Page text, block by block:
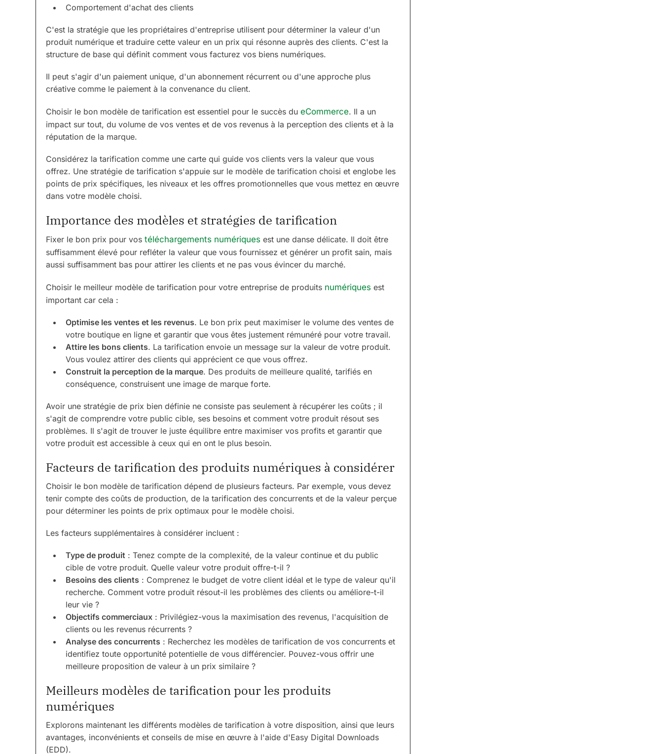
Comportement d'achat des clients
C'est la stratégie que les propriétaires d'entreprise utilisent pour déterminer la valeur d'un
produit numérique et traduire cette valeur en un prix qui résonne auprès des clients. C'est la
structure de base qui définit comment vous facturez vos biens numériques.
Il peut s'agir d'un paiement unique, d'un abonnement récurrent ou d'une approche plus
créative comme le paiement à la convenance du client.
Choisir le bon modèle de tarification est essentiel pour le succès du eCommerce. Il a un
impact sur tout, du volume de vos ventes et de vos revenus à la perception des clients et à la
réputation de la marque.
Considérez la tarification comme une carte qui guide vos clients vers la valeur que vous
offrez. Une stratégie de tarification s'appuie sur le modèle de tarification choisi et englobe les
points de prix spécifiques, les niveaux et les offres promotionnelles que vous mettez en œuvre
dans votre modèle choisi.
Importance des modèles et stratégies de tarification
Fixer le bon prix pour vos téléchargements numériques est une danse délicate. Il doit être
suffisamment élevé pour refléter la valeur que vous fournissez et générer un profit sain, mais
aussi suffisamment bas pour attirer les clients et ne pas vous évincer du marché.
Choisir le meilleur modèle de tarification pour votre entreprise de produits numériques est
important car cela :
Optimise les ventes et les revenus. Le bon prix peut maximiser le volume des ventes de
votre boutique en ligne et garantir que vous êtes justement rémunéré pour votre travail.
Attire les bons clients. La tarification envoie un message sur la valeur de votre produit.
Vous voulez attirer des clients qui apprécient ce que vous offrez.
Construit la perception de la marque. Des produits de meilleure qualité, tarifiés en
conséquence, construisent une image de marque forte.
Avoir une stratégie de prix bien définie ne consiste pas seulement à récupérer les coûts ; il
s'agit de comprendre votre public cible, ses besoins et comment votre produit résout ses
problèmes. Il s'agit de trouver le juste équilibre entre maximiser vos profits et garantir que
votre produit est accessible à ceux qui en ont le plus besoin.
Facteurs de tarification des produits numériques à considérer
Choisir le bon modèle de tarification dépend de plusieurs facteurs. Par exemple, vous devez
tenir compte des coûts de production, de la tarification des concurrents et de la valeur perçue
pour déterminer les points de prix optimaux pour le modèle choisi.
Les facteurs supplémentaires à considérer incluent :
Type de produit : Tenez compte de la complexité, de la valeur continue et du public
cible de votre produit. Quelle valeur votre produit offre-t-il ?
Besoins des clients : Comprenez le budget de votre client idéal et le type de valeur qu'il
recherche. Comment votre produit résout-il les problèmes des clients ou améliore-t-il
leur vie ?
Objectifs commerciaux : Privilégiez-vous la maximisation des revenus, l'acquisition de
clients ou les revenus récurrents ?
Analyse des concurrents : Recherchez les modèles de tarification de vos concurrents et
identifiez toute opportunité potentielle de vous différencier. Pouvez-vous offrir une
meilleure proposition de valeur à un prix similaire ?
Meilleurs modèles de tarification pour les produits
numériques
Explorons maintenant les différents modèles de tarification à votre disposition, ainsi que leurs
avantages, inconvénients et conseils de mise en œuvre à l'aide d'Easy Digital Downloads
(EDD).